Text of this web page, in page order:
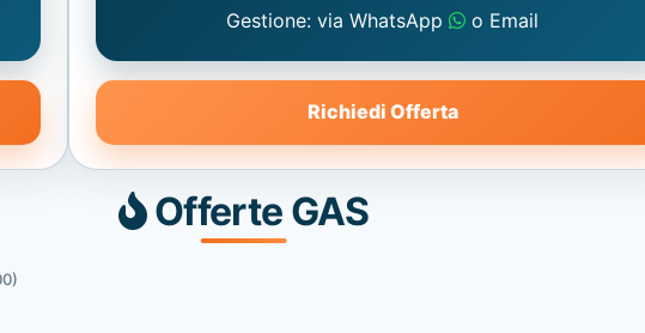
Gestione: via WhatsApp
o Email
Richiedi Offerta
Offerte GAS